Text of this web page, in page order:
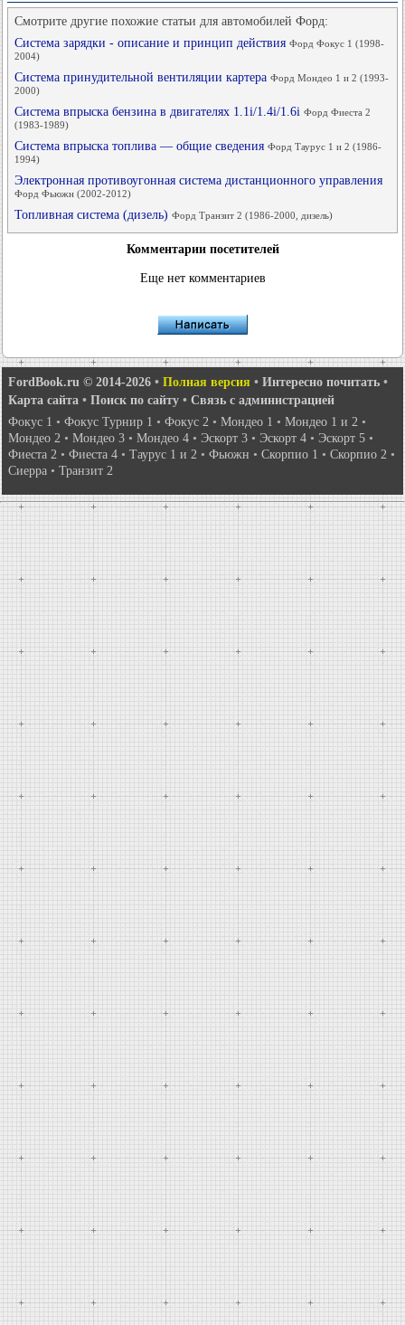
Смотрите другие похожие статьи для автомобилей Форд:
Система зарядки - описание и принцип действия Форд Фокус 1 (1998-
2004)
Система принудительной вентиляции картера Форд Мондео 1 и 2 (1993-
2000)
Система впрыска бензина в двигателях 1.1i/1.4i/1.6i Форд Фиеста 2
(1983-1989)
Система впрыска топлива — общие сведения Форд Таурус 1 и 2 (1986-
1994)
Электронная противоугонная система дистанционного управления
Форд Фьюжн (2002-2012)
Топливная система (дизель) Форд Транзит 2 (1986-2000, дизель)
Комментарии посетителей
Еще нет комментариев
FordBook.ru © 2014-2026 • Полная версия • Интересно почитать •
Карта сайта • Поиск по сайту • Связь с администрацией
Фокус 1 • Фокус Турнир 1 • Фокус 2 • Мондео 1 • Мондео 1 и 2 •
Мондео 2 • Мондео 3 • Мондео 4 • Эскорт 3 • Эскорт 4 • Эскорт 5 •
Фиеста 2 • Фиеста 4 • Таурус 1 и 2 • Фьюжн • Скорпио 1 • Скорпио 2 •
Сиерра • Транзит 2